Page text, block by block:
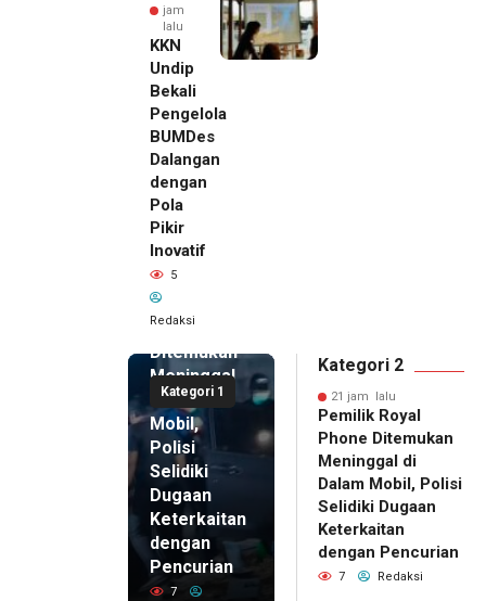
jam
lalu
KKN
Undip
Bekali
Pengelola
BUMDes
Dalangan
dengan
Pola
Pikir
Inovatif
5
Redaksi
Kategori 1
Pemilik
Royal
Phone
Ditemukan
Meninggal
di Dalam
Mobil,
Polisi
Selidiki
Dugaan
Keterkaitan
dengan
Pencurian
7
Kategori 2
21 jam lalu
Pemilik Royal
Phone Ditemukan
Meninggal di
Dalam Mobil, Polisi
Selidiki Dugaan
Keterkaitan
dengan Pencurian
7 Redaksi